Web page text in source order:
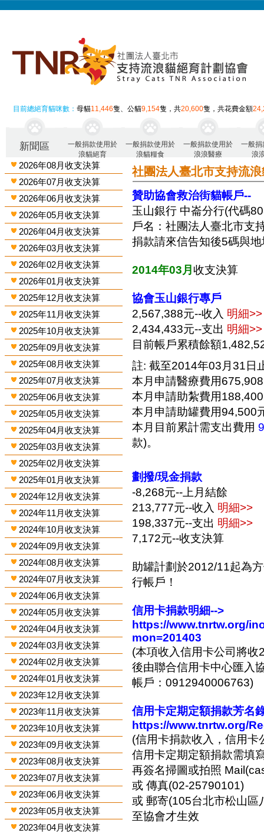
目前總絕育貓咪數：母貓11,446隻、公貓9,154隻，共20,600隻，共花費金額
新聞區
一般捐款使用於
浪貓絕育
一般捐款使用於
浪貓糧食
一般捐款使用於
浪浪醫療
一般捐
浪
2026年08月收支決算
2026年07月收支決算
2026年06月收支決算
2026年05月收支決算
2026年04月收支決算
2026年03月收支決算
2026年02月收支決算
2026年01月收支決算
2025年12月收支決算
2025年11月收支決算
2025年10月收支決算
2025年09月收支決算
2025年08月收支決算
2025年07月收支決算
2025年06月收支決算
2025年05月收支決算
2025年04月收支決算
2025年03月收支決算
2025年02月收支決算
2025年01月收支決算
2024年12月收支決算
2024年11月收支決算
2024年10月收支決算
2024年09月收支決算
2024年08月收支決算
2024年07月收支決算
2024年06月收支決算
2024年05月收支決算
2024年04月收支決算
2024年03月收支決算
2024年02月收支決算
2024年01月收支決算
2023年12月收支決算
2023年11月收支決算
2023年10月收支決算
2023年09月收支決算
2023年08月收支決算
2023年07月收支決算
2023年06月收支決算
2023年05月收支決算
2023年04月收支決算
社團法人臺北市支持流
贊助協會救治街貓帳戶--
玉山銀行 中崙分行(代碼
戶名：社團法人臺北市支
捐款請來信告知後5碼與
2014年03月收支決算
協會玉山銀行專戶
2,567,388元--收入 明細>>
2,434,433元--支出 明細>>
目前帳戶累積餘額
註: 截至2014年03月31日
本月申請醫療費用
本月申請助紮費用
本月申請助罐費用94,500
本月目前累計需支出費用
款)。
劃撥/現金捐款
-8,268元--上月結餘
213,777元--收入 明細>>
198,337元--支出 明細>>
7,172元--收支決算
助罐計劃於2012/11起為
行帳戶！
信用卡捐款明細-->
https://www.tnrtw.org/
mon=201403
(本項收入信用卡公司將
後由聯合信用卡中心匯入
帳戶：0912940006763)
信用卡定期定額捐款芳名
https://www.tnrtw.org/
(信用卡捐款收入，信用
信用卡定期定額捐款需填
再簽名掃圖或拍照
或 傳真(02-25790101)
或 郵寄(105台北市松山
至協會才生效